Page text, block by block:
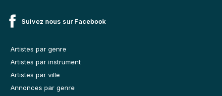
Suivez nous sur Facebook
Artistes par genre
Artistes par instrument
Artistes par ville
Annonces par genre